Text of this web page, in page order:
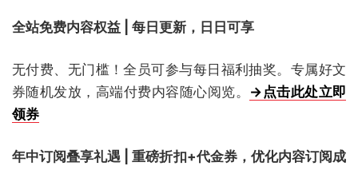
全站免费内容权益 | 每日更新，日日可享
无付费、无门槛！全员可参与每日福利抽奖。专属好文
券随机发放，高端付费内容随心阅览。 →点击此处立即
领券
年中订阅叠享礼遇 | 重磅折扣+代金券，优化内容订阅成